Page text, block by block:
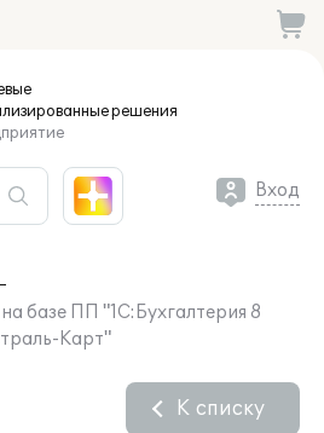
решения
Вход
базе ПП "1С:Бухгалтерия 8
Карт"
К списку